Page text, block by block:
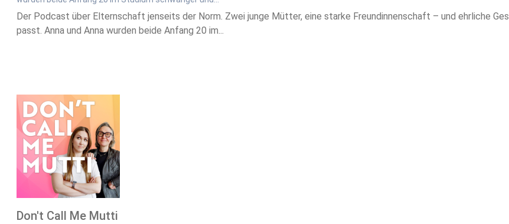
Der Podcast über Elternschaft jenseits der Norm. Zwei junge Mütter, eine starke Freundinnenschaft – und ehrliche
passt. Anna und Anna wurden beide Anfang 20 im...
Don't Call Me Mutti